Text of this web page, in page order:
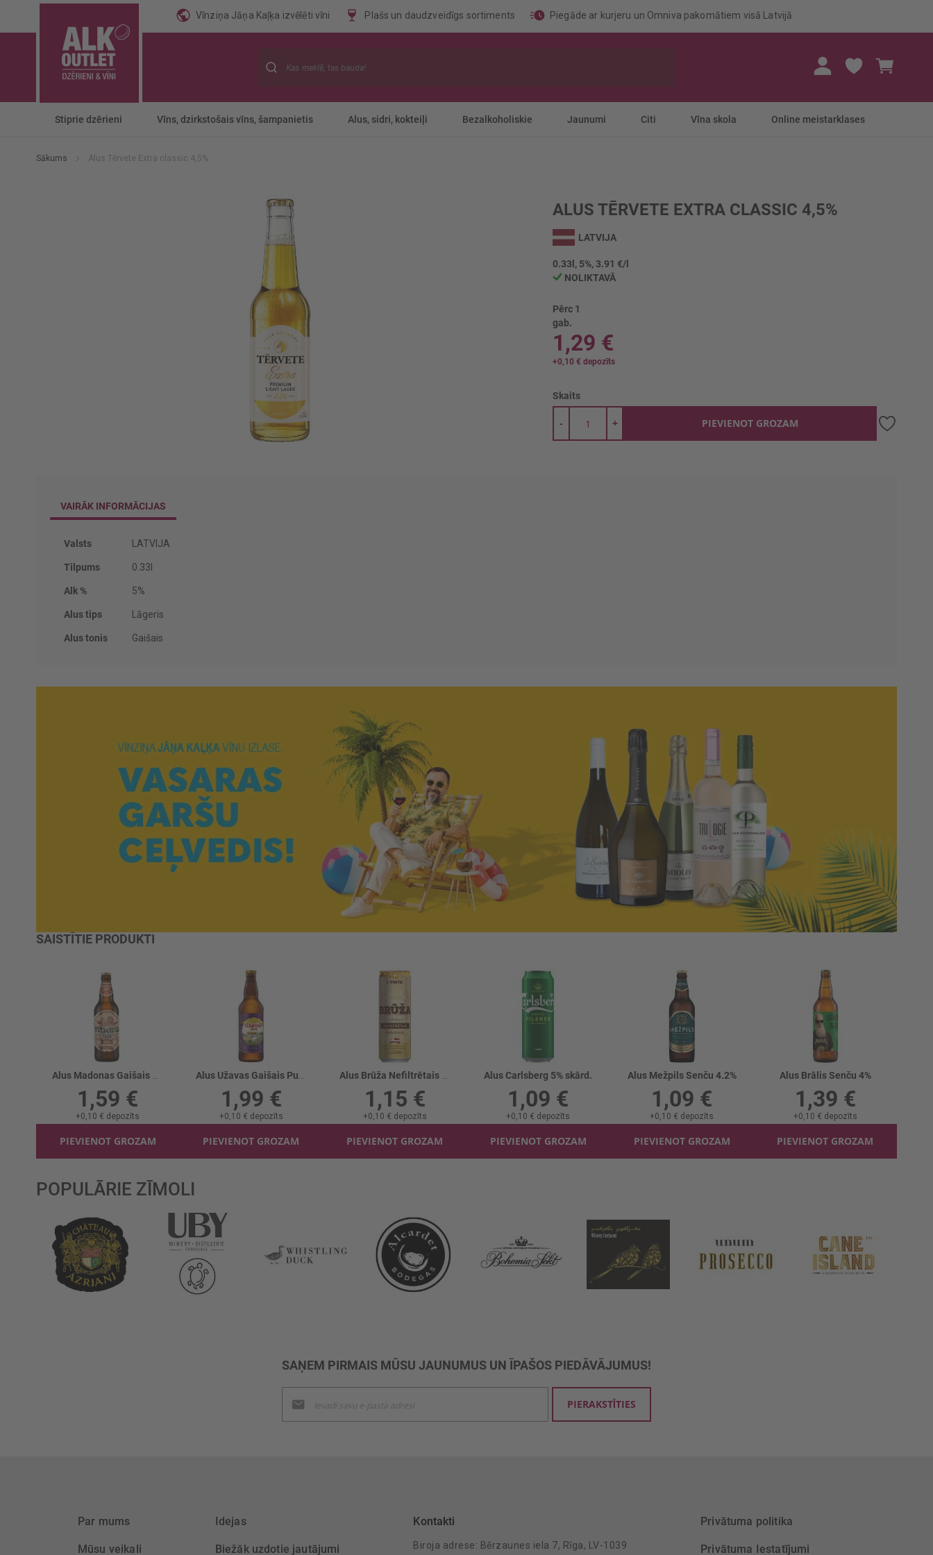
Vīnziņa Jāņa Kaļķa izvēlēti vīni Plašs un daudzveidīgs sortiments Piegāde ar kurjeru un Omniva pakomātiem visā Latvijā
Stiprie dzērieni Vīns, dzirkstošais vīns, šampanietis Alus, sidri, kokteiļi Bezalkoholiskie Jaunumi Citi Vīna skola Online meistarklases
Sākums Alus Tērvete Extra classic 4,5%
ALUS TĒRVETE EXTRA CLASSIC 4,5%
sākumu
LATVIJA
0.33l, 5%, 3.91 €/l
NOLIKTAVĀ
Pērc 1
gab.
1,29 €
+0,10 € depozīts
Skaits
+
- PIEVIENOT GROZAM
VAIRĀK INFORMĀCIJAS
Vairāk
Valsts LATVIJA
Tilpums 0.33l
Alk % 5%
Alus tips Lāgeris
Alus tonis Gaišais
SAISTĪTIE PRODUKTI
Alus Madonas Gaišais alus 5.2%
1,59 €
+0,10 € depozīts
PIEVIENOT GROZAM
Alus Užavas Gaišais Puskrēslas 4.7%
1,99 €
+0,10 € depozīts
PIEVIENOT GROZAM
Alus Brūža Nefiltrētais 5.4% skārd.
1,15 €
+0,10 € depozīts
PIEVIENOT GROZAM
Alus Carlsberg 5% skārd.
1,09 €
+0,10 € depozīts
PIEVIENOT GROZAM
Alus Mežpils Senču 4.2%
1,09 €
+0,10 € depozīts
PIEVIENOT GROZAM
Alus Brālis Senču 4%
1,39 €
+0,10 € depozīts
PIEVIENOT GROZAM
POPULĀRIE ZĪMOLI
SAŅEM PIRMAIS MŪSU JAUNUMUS UN ĪPAŠOS PIEDĀVĀJUMUS!
jaunumu
saņemšanai:
PIERAKSTĪTIES
Par mums
Mūsu veikali
Idejas
Biežāk uzdotie jautājumi
Kontakti
Biroja adrese: Bērzaunes iela 7, Rīga, LV-1039
Privātuma politika
Privātuma Iestatījumi